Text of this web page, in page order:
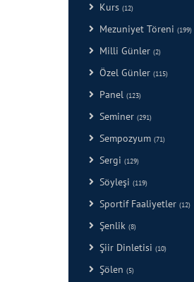
Kurs (12)
Mezuniyet Töreni (199)
Milli Günler (2)
Özel Günler (115)
Panel (123)
Seminer (291)
Sempozyum (71)
Sergi (129)
Söyleşi (119)
Sportif Faaliyetler (12)
Şenlik (8)
Şiir Dinletisi (10)
Şölen (5)